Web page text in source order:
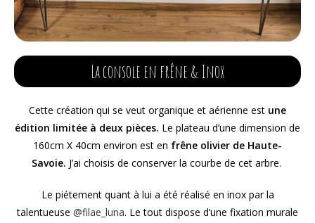
La console en frêne & Inox
Cette création qui se veut organique et aérienne est une
édition limitée à deux pièces. Le plateau d’une dimension de
160cm X 40cm environ est en frêne olivier de Haute-
Savoie. J’ai choisis de conserver la courbe de cet arbre.
Le piétement quant à lui a été réalisé en inox par la
talentueuse @filae_luna. Le tout dispose d’une fixation murale